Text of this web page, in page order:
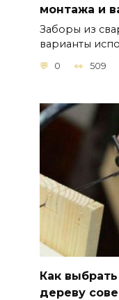
монтажа и
Заборы из
варианты
0 509
Как
дереву